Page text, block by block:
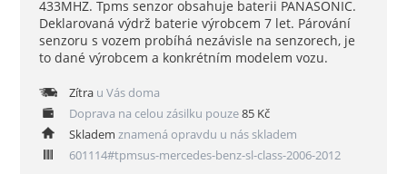
433MHZ. Tpms senzor obsahuje baterii PANASONIC.
Deklarovaná výdrž baterie výrobcem 7 let. Párování
senzoru s vozem probíhá nezávisle na senzorech, je
to dané výrobcem a konkrétním modelem vozu.
Zítrau Vás doma
Doprava na celou zásilku pouze85 Kč
Skladem znamená opravdu u nás skladem
601114#tpmsus-mercedes-benz-sl-class-2006-2012